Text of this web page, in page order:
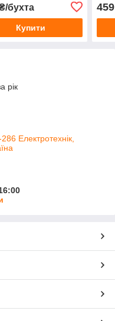
бухта
Купити
459
рік
Електротехнік,